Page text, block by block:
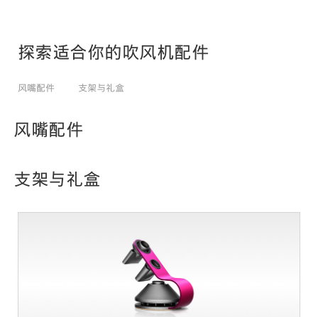
探索适合你的吹风机配件
风嘴配件 支架与礼盒
风嘴配件
支架与礼盒